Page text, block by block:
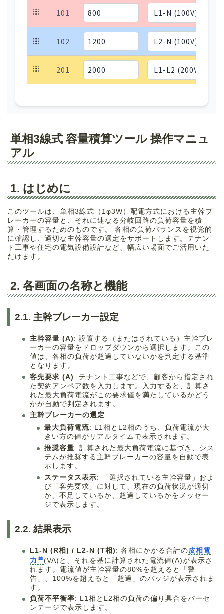
101
102
201
単相3線式 容量積算ツール 操作マニュ
アル
1. はじめに
このツールは、単相3線式（1φ3W）配電方式における主幹ブ
レーカーの容量と、それに連なる分岐回路の負荷容量を積
算・管理するためのものです。 各相の負荷バランスを視覚的
に確認し、適切な主幹容量の選定をサポートします。テナン
ト工事や住宅の電気設備設計など、幅広い場面でご活用いた
だけます。
2. 各画面の名称と機能
2.1. 主幹ブレーカー設定
主幹容量 (A) : 設置する（またはされている）主幹ブレ
ーカーの容量をドロップダウンから選択します。この
値は、各相の負荷が超過していないかを判定する基準
となります。
客先要求 (A) : テナント工事などで、顧客から指定され
た契約アンペア数を入力します。入力すると、計算さ
れた最大負荷電流がこの要求値を満たしているかどう
かが自動で判定されます。
主幹ブレーカーの選定 :
最大負荷電流: L1相とL2相のうち、負荷電流が大
きい方の値がリアルタイムで表示されます。
推奨容量: 計算された最大負荷電流に基づき、シス
テムが推奨する主幹ブレーカーの容量を自動で表
示します。
ステータス表示: 「選択されている主幹容量」およ
び「客先要求」に対して、現在の負荷状況が適切
か、不足しているか、超過しているかをメッセー
ジで表示します。
2.2. 結果表示
L1-N (R相) / L2-N (T相) : 各相にかかる合計の皮相電
力
(VA)と、それを基に計算された電流値(A)が表示さ
れます。電流値が主幹容量の80%を超えると「警
告」、100%を超えると「超過」のバッジが表示されま
す。
負荷不平衡率: L1相とL2相の負荷の偏り具合をパーセ
ンテージで表示します。